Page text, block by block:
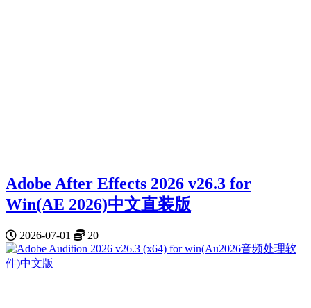
Adobe After Effects 2026 v26.3 for
Win(AE 2026)中文直装版
2026-07-01 20